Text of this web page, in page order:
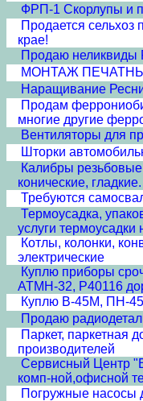
ФРП-1 Скорлупы и
Продается сельхоз
крае!
Продаю неликвиды
МОНТАЖ
Наращивание
Продам
многие другие
Вентиляторы для
Шторки
Калибры
конические, гладкие.
Требуются
Термоусадка,
услуги термоусадки
Котлы, колонки,
электрические
Куплю приборы
АТМН-32, Р40116
Куплю В-45М, ПН-
Продаю
Паркет, паркетная
производителей
Сервисный Центр
комп-ной,офисной
Погружные насосы